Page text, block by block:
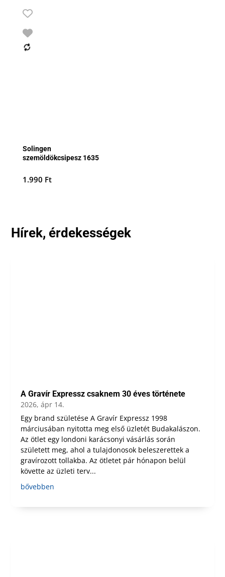
Solingen
szemöldökcsipesz 1635
1.990 Ft
Hírek, érdekességek
A Gravír Expressz csaknem 30 éves története
2026, ápr 14.
Egy brand születése A Gravír Expressz 1998
márciusában nyitotta meg első üzletét Budakalászon.
Az ötlet egy londoni karácsonyi vásárlás során
született meg, ahol a tulajdonosok beleszerettek a
gravírozott tollakba. Az ötletet pár hónapon belül
követte az üzleti terv...
bővebben